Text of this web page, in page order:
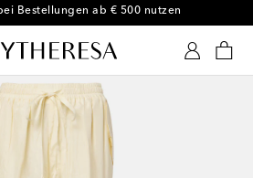
Bestellung auf ausgewählte Styles